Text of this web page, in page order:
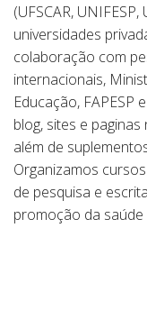
(UFSCAR, UNIFESP,
universidades
colaboração com
internacionais,
Educação, FAPESP
blog, sites e
além de
Organizamos
de pesquisa e
promoção da